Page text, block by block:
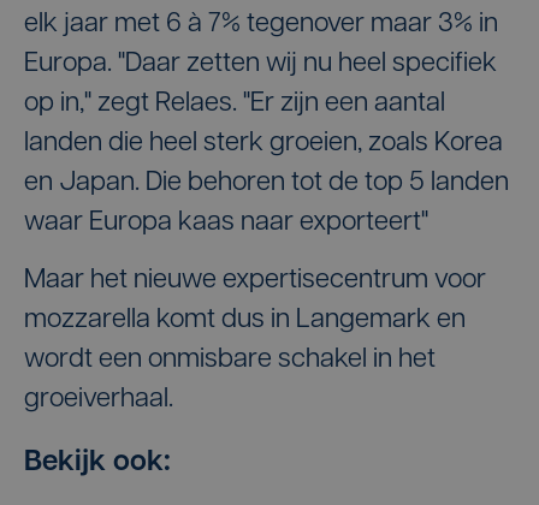
elk jaar met 6 à 7% tegenover maar 3% in
Europa. "Daar zetten wij nu heel specifiek
op in," zegt Relaes. "Er zijn een aantal
landen die heel sterk groeien, zoals Korea
en Japan. Die behoren tot de top 5 landen
waar Europa kaas naar exporteert"
Maar het nieuwe expertisecentrum voor
mozzarella komt dus in Langemark en
wordt een onmisbare schakel in het
groeiverhaal.
Bekijk ook: